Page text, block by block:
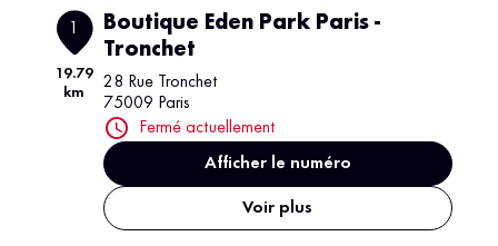
19.79
km
Boutique Eden Park Paris -
Tronchet
28 Rue Tronchet
75009 Paris
Fermé actuellement
Afficher le numéro
Voir plus